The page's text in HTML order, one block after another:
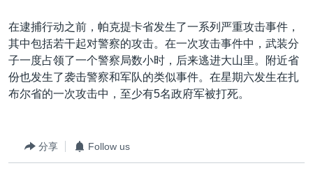
在逮捕行动之前，帕克提卡省发生了一系列严重攻击事件，
其中包括若干起对警察的攻击。在一次攻击事件中，武装分
子一度占领了一个警察局数小时，后来逃进大山里。附近省
份也发生了袭击警察和军队的类似事件。在星期六发生在扎
布尔省的一次攻击中，至少有5名政府军被打死。
分享 Follow us